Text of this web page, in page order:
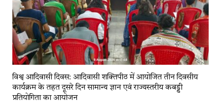
विश्व आदिवासी दिवस: आदिवासी शक्तिपीठ में आयोजित तीन दिवसीय
कार्यक्रम के तहत दूसरे दिन सामान्य ज्ञान एवं राज्यस्तरीय कबड्डी
प्रतियोगिता का आयोजन